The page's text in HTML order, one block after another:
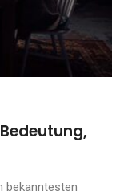
bekanntesten